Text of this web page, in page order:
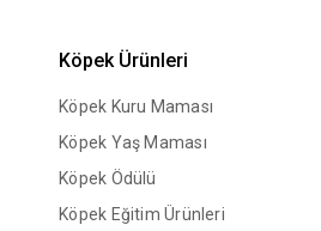
Köpek Ürünleri
Köpek Kuru Maması
Köpek Yaş Maması
Köpek Ödülü
Köpek Eğitim Ürünleri